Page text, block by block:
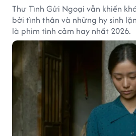
Thư Tình Gửi Ngoại vẫn khiến
bởi tình thân và những hy sinh
là phim tình cảm hay nhất 2026.